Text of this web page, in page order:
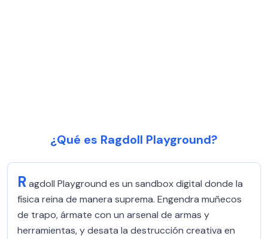
¿Qué es Ragdoll Playground?
Ragdoll Playground es un sandbox digital donde la
física reina de manera suprema. Engendra muñecos
de trapo, ármate con un arsenal de armas y
herramientas, y desata la destrucción creativa en